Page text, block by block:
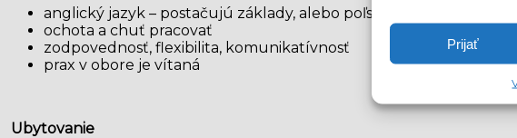
Prijať
anglický jazyk – postačujú základy, alebo poľský jazyk
ochota a chuť pracovať
zodpovednosť, flexibilita, komunikatívnosť
prax v obore je vítaná
Ubytovanie